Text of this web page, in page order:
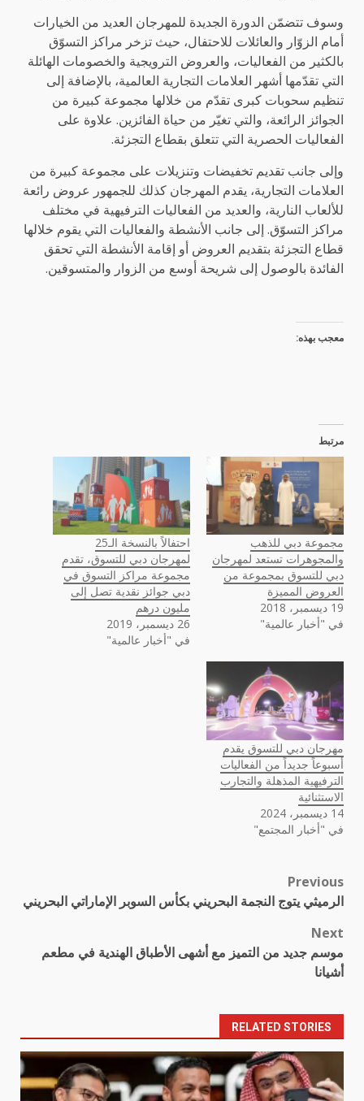
وسوف تتضمّن الدورة الجديدة للمهرجان العديد من الخيارات
أمام الزوّار والعائلات للاحتفال، حيث تزخر مراكز التسوّق
بالكثير من الفعاليات، والعروض الترويجية والخصومات الهائلة
التي تقدّمها أشهر العلامات التجارية العالمية، بالإضافة إلى
تنظيم سحوبات كبرى تقدّم من خلالها مجموعة كبيرة من
الجوائز الرائعة، والتي تغيّر من حياة الفائزين. علاوة على
الفعاليات الحصرية التي تتعلق بقطاع التجزئة.
وإلى جانب تقديم تخفيضات وتنزيلات على مجموعة كبيرة من
العلامات التجارية، يقدم المهرجان كذلك للجمهور عروض رائعة
للألعاب النارية، والعديد من الفعاليات الترفيهية في مختلف
مراكز التسوّق. إلى جانب الأنشطة والفعاليات التي يقوم خلالها
قطاع التجزئة بتقديم العروض أو إقامة الأنشطة التي تحقق
الفائدة بالوصول إلى شريحة أوسع من الزوار والمتسوقين.
معجب بهذه:
مرتبط
مجموعة دبي للذهب
والمجوهرات تستعد لمهرجان
دبي للتسوق بمجموعة من
العروض المميزة
19 ديسمبر، 2018
في "أخبار عالمية"
احتفالاً بالنسخة الـ25
لمهرجان دبي للتسوق، تقدم
مجموعة مراكز التسوق في
دبي جوائز نقدية تصل إلى
مليون درهم
26 ديسمبر، 2019
في "أخبار عالمية"
مهرجان دبي للتسوق يقدم
أسبوعاً جديداً من الفعاليات
الترفيهية المذهلة والتجارب
الاستثنائية
14 ديسمبر، 2024
في "أخبار المجتمع"
Post
navigation
Previous
الرميثي يتوج النجمة البحريني بكأس السوبر الإماراتي البحريني
Next
موسم جديد من التميز مع أشهى الأطباق الهندية في مطعم
أشيانا
RELATED STORIES